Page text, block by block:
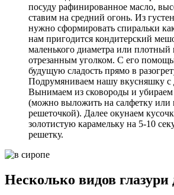
посуду рафинированное масло,
ставим на средний огонь. Из
нужно сформировать спиральки
нам пригодится кондитерский
маленького диаметра или плотный
отрезанным уголком. С его
будущую сладость прямо в
Подрумяниваем нашу вкусняшку с
Вынимаем из сковороды и
(можно выложить на салфетку или
решеточкой). Далее окунаем
золотистую карамельку на 5-10
решетку.
Несколько видов глазури